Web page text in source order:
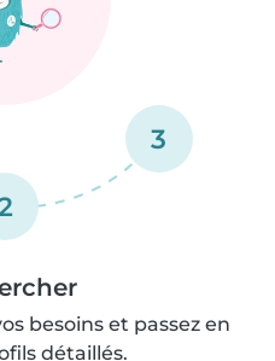
3
besoins et passez en
détaillés.